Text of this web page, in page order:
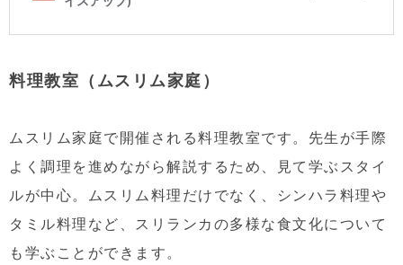
料理教室（ムスリム家庭）
ムスリム家庭で開催される料理教室です。先生が手際
よく調理を進めながら解説するため、見て学ぶスタイ
ルが中心。ムスリム料理だけでなく、シンハラ料理や
タミル料理など、スリランカの多様な食文化について
も学ぶことができます。